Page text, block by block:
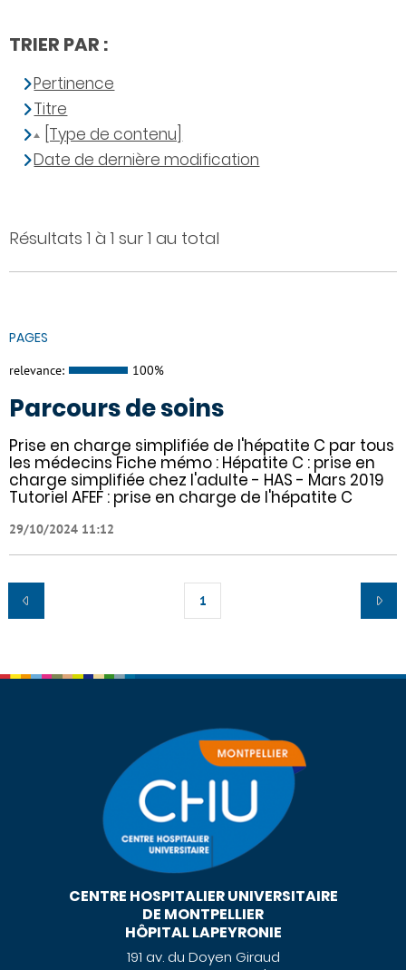
Résultats 1 à 1 sur 1 au total
PAGES
relevance: 100%
Parcours de soins
Prise en charge simplifiée de l'hépatite C par tous
les médecins Fiche mémo : Hépatite C : prise en
charge simplifiée chez l'adulte - HAS - Mars 2019
Tutoriel AFEF : prise en charge de l'hépatite C
29/10/2024 11:12
1
TRIER PAR :
Pertinence
Titre
[Type de contenu]
Date de dernière modification
CENTRE HOSPITALIER UNIVERSITAIRE
DE MONTPELLIER
HÔPITAL LAPEYRONIE
191 av. du Doyen Giraud